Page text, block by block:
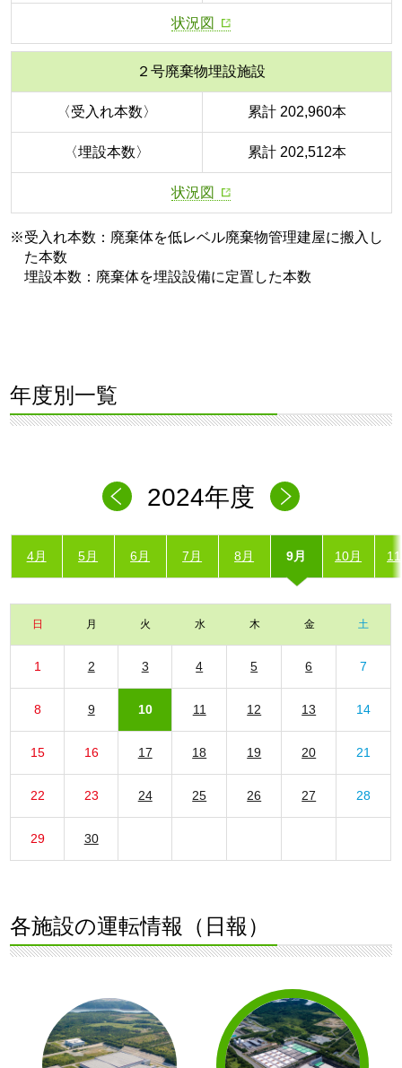
状況図
２号廃棄物埋設施設
〈受入れ本数〉 累計 202,960本
〈埋設本数〉 累計 202,512本
状況図
※受入れ本数：廃棄体を低レベル廃棄物管理建屋に搬入し
た本数
埋設本数：廃棄体を埋設設備に定置した本数
年度別一覧
2024年度
4月 5月 6月 7月 8月 9月 10月
日 月 火 水 木 金 土
1 2 3 4 5 6 7
8 9 10 11 12 13 14
15 16 17 18 19 20 21
22 23 24 25 26 27 28
29 30
各施設の運転情報（日報）